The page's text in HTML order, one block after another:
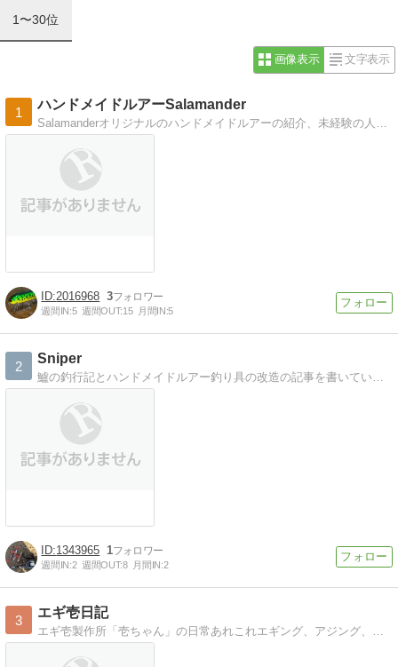
1〜30位
画像表示 文字表示
1
ハンドメイドルアーSalamander
2016968 3
週間IN:5 週間OUT:15 月間IN:5
2
Sniper
1343965 1
週間IN:2 週間OUT:8 月間IN:2
3
エギ壱日記